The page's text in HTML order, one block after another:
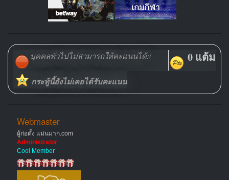
บุคคลทั่วไปไม่สามารถให้คะแนนได้:( 0 แต้ม
กระทู้นี้ยังไม่เคยได้รับคะแนน
Webmaster
ผู้ก่อตั้ง แม่นมาก.com
Administrator
Cool Member